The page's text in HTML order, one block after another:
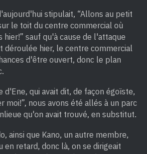
stipulait, “Allons au petit
le toit du centre commercial où
hier!” sauf qu'à cause de l'attaque
déroulée hier, le centre commercial
d'être ouvert, donc le plan
d'Ene, qui avait dit, de façon égoïste,
moi!”, nous avons été allés à un parc
qu'on avait trouvé, en substitut.
ainsi que Kano, un autre membre,
retard, donc là, on se dirigeait